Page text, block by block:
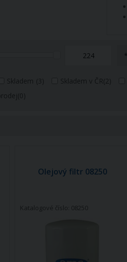
Skladem (3) Skladem v ČR(2)
(0)
Olejový filtr 08250
Katalogové číslo: 08250